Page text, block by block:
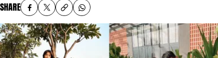
SHARE